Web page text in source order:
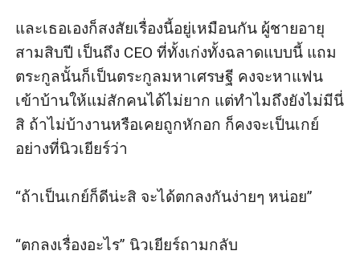
และเธอเองก็สงสัยเรื่องนี้อยู่เหมือนกัน ผู้ชายอายุ
สามสิบปี เป็นถึง CEO ที่ทั้งเก่งทั้งฉลาดแบบนี้ แถม
ตระกูลนั้นก็เป็นตระกูลมหาเศรษฐี คงจะหาแฟน
เข้าบ้านให้แม่สักคนได้ไม่ยาก แต่ทำไมถึงยังไม่มีนี่
สิ ถ้าไม่บ้างานหรือเคยถูกหักอก ก็คงจะเป็นเกย์
อย่างที่นิวเยียร์ว่า
“ถ้าเป็นเกย์ก็ดีน่ะสิ จะได้ตกลงกันง่ายๆ หน่อย”
“ตกลงเรื่องอะไร” นิวเยียร์ถามกลับ